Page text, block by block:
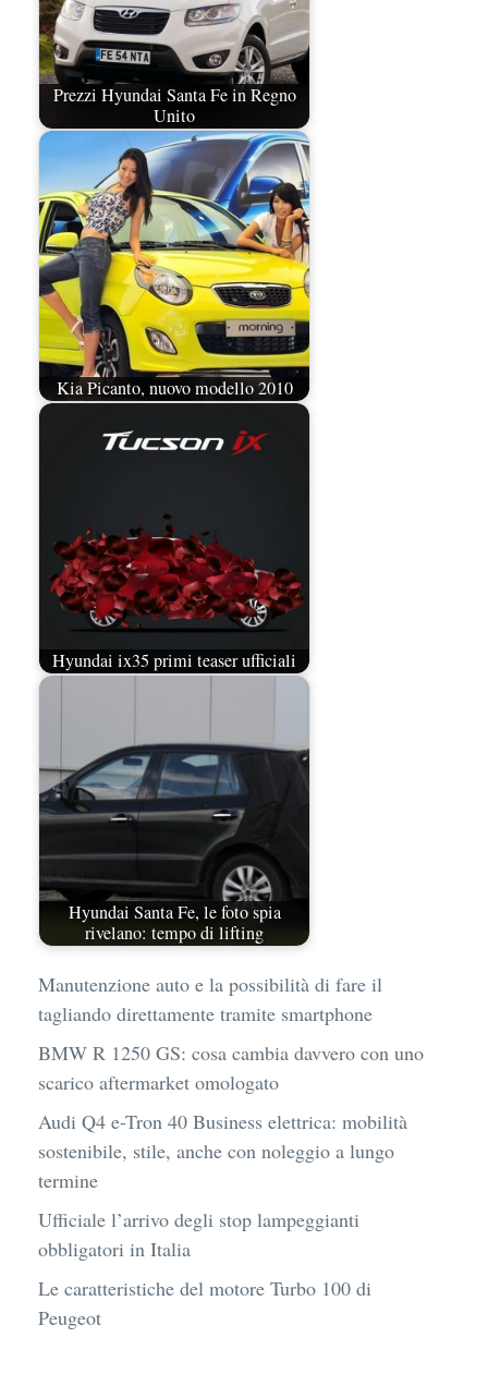
Prezzi Hyundai Santa Fe in Regno
Unito
Kia Picanto, nuovo modello 2010
Hyundai ix35 primi teaser ufficiali
Hyundai Santa Fe, le foto spia
rivelano: tempo di lifting
Manutenzione auto e la possibilità di fare il
tagliando direttamente tramite smartphone
BMW R 1250 GS: cosa cambia davvero con uno
scarico aftermarket omologato
Audi Q4 e-Tron 40 Business elettrica: mobilità
sostenibile, stile, anche con noleggio a lungo
termine
Ufficiale l’arrivo degli stop lampeggianti
obbligatori in Italia
Le caratteristiche del motore Turbo 100 di
Peugeot